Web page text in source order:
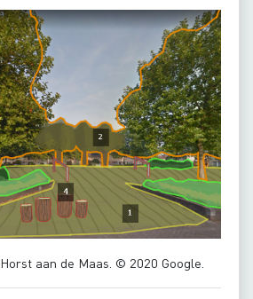
aan de Maas. © 2020 Google.